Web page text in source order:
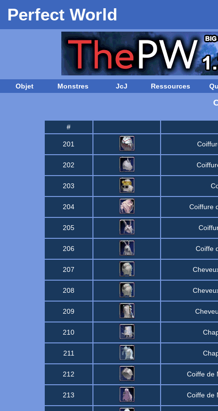
Perfect World
Objet Monstres JcJ Ressources
#
201
202
203
204 Coiffure
205
206 Coiffe
207
208
209
210
211
212 Coiffe de
213 Coiffe de